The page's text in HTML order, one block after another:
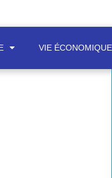
VIE ÉCONOMIQUE